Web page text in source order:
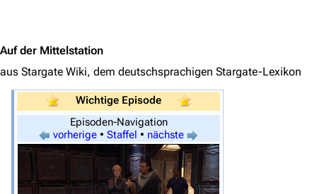
3638 2133
Navigation
Hauptseite
Auf der Mittelstation
aus Stargate Wiki, dem deutschsprachigen Stargate-Lexikon
Wichtige Episode
Episoden-Navigation
vorherige • Staffel • nächste